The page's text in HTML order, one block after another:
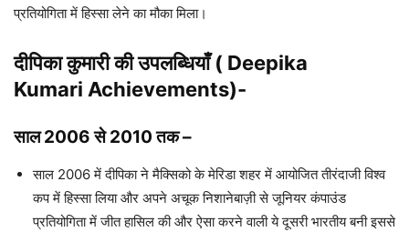
प्रतियोगिता में हिस्सा लेने का मौका मिला।
दीपिका कुमारी की उपलब्धियाँ ( Deepika
Kumari Achievements)-
साल 2006 से 2010 तक–
साल 2006 में दीपिका ने मैक्सिको के मेरिडा शहर में आयोजित तीरंदाजी विश्व
कप में हिस्सा लिया और अपने अचूक निशानेबाज़ी से जूनियर कंपाउंड
प्रतियोगिता में जीत हासिल की और ऐसा करने वाली ये दूसरी भारतीय बनी इससे